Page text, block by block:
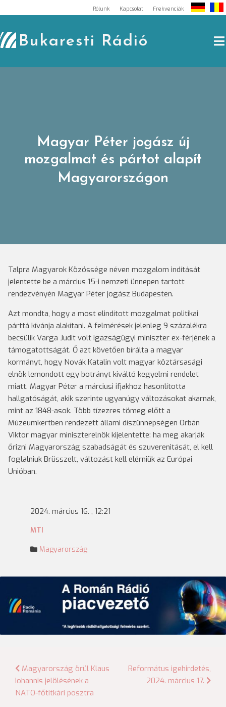
to
content
Rólunk Kapcsolat Frekvenciák
Bukaresti Rádió
Magyar Péter jogász új
mozgalmat és pártot alapít
Magyarországon
Talpra Magyarok Közössége néven mozgalom indítását
jelentette be a március 15-i nemzeti ünnepen tartott
rendezvényén Magyar Péter jogász Budapesten.
Azt mondta, hogy a most elindított mozgalmat politikai
párttá kívánja alakítani. A felmérések jelenleg 9 százalékra
becsülik Varga Judit volt igazságügyi miniszter ex-férjének a
támogatottságát. Ő azt követően bírálta a magyar
kormányt, hogy Novák Katalin volt magyar köztársasági
elnök lemondott egy botrányt kiváltó kegyelmi rendelet
miatt. Magyar Péter a márciusi ifjakhoz hasonlította
hallgatóságát, akik szerinte ugyanúgy változásokat akarnak,
mint az 1848-asok. Több tízezres tömeg előtt a
Múzeumkertben rendezett állami díszünnepségen Orbán
Viktor magyar miniszterelnök kijelentette: ha meg akarják
őrizni Magyarország szabadságát és szuverenitását, el kell
foglalniuk Brüsszelt, változást kell elérniük az Európai
Unióban.
2024. március 16. , 12:21
MTI
Magyarország
Bejegyzés
navigáció
Magyarország örül Klaus
Iohannis jelölésének a
NATO-főtitkári posztra
Református igehirdetés,
2024. március 17.